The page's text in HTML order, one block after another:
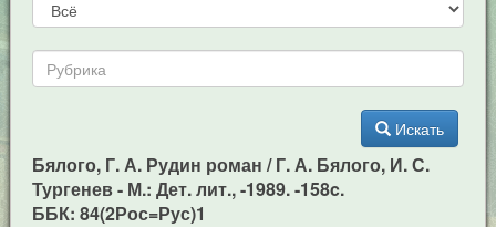
Искать
Бялого, Г. А. Рудин роман / Г. А. Бялого, И. С.
Тургенев - М.: Дет. лит., -1989. -158c.
ББК: 84(2Рос=Рус)1